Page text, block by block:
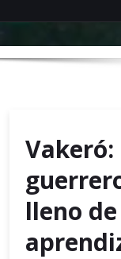
Vakeró:
lleno